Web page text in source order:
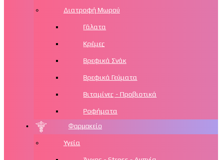
Διατροφή Μωρού
Γάλατα
Κρέμες
Βρεφικά Σνάκ
Βρεφικά Γεύματα
Βιταμίνες - Προβιοτικά
Ροφήματα
Φαρμακείο
Υγεία